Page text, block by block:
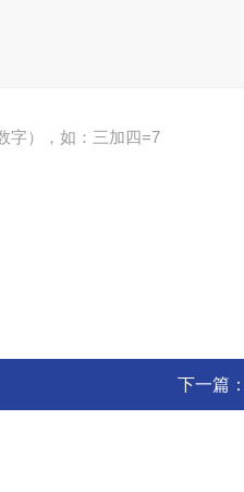
字），如：三加四=7
下一篇：